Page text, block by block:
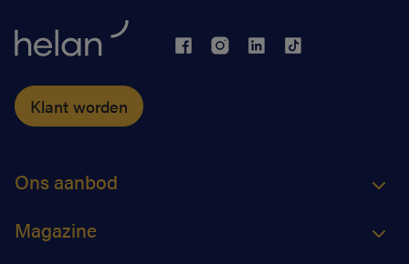
Klant worden
Ons aanbod
Magazine